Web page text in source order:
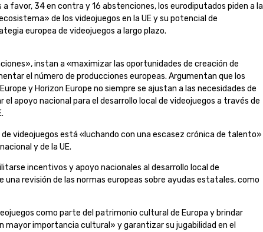
favor, 34 en contra y 16 abstenciones, los eurodiputados piden a la
de los videojuegos en la UE y su potencial de
europea de videojuegos a largo plazo.
instan a «maximizar las oportunidades de creación de
el número de producciones europeas. Argumentan que los
y Horizon Europe no siempre se ajustan a las necesidades de
apoyo nacional para el desarrollo local de videojuegos a través de
videojuegos está «luchando con una escasez crónica de talento»
y de la UE.
incentivos y apoyo nacionales al desarrollo local de
revisión de las normas europeas sobre ayudas estatales, como
como parte del patrimonio cultural de Europa y brindar
mayor importancia cultural» y garantizar su jugabilidad en el